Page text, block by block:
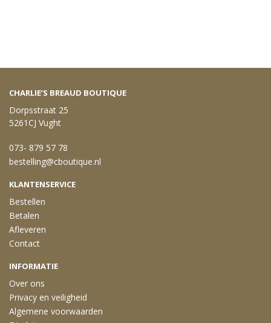
CHARLIE’S BREAUD BOUTIQUE
Dorpsstraat 25
5261CJ Vught
073- 879 57 78
bestelling@cboutique.nl
KLANTENSERVICE
Bestellen
Betalen
Afleveren
Contact
INFORMATIE
Over ons
Privacy en veiligheid
Algemene voorwaarden